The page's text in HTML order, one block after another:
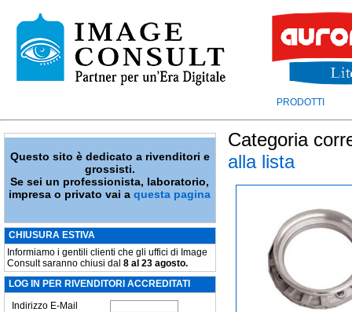
PRODOTTI
Questo sito è dedicato a rivenditori e
grossisti.
Se sei un professionista, laboratorio,
impresa o privato vai aquesta pagina
CHIUSURA ESTIVA
Informiamo i gentili clienti che gli uffici di Image
Consult saranno chiusi dal 8 al 23 agosto.
LOG IN PER RIVENDITORI ACCREDITATI
Indirizzo E-Mail
Categoria
alla lista